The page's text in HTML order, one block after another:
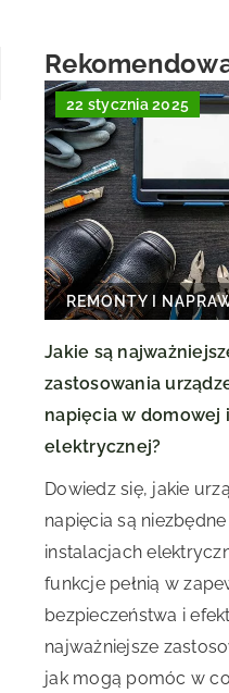
22 stycznia 2025
REMONTY I
Jakie są
zastosowania
napięcia w domowej
elektrycznej?
Dowiedz się, jakie
napięcia są
instalacjach
funkcje pełnią w
bezpieczeństwa i
najważniejsze
jak mogą pomóc w